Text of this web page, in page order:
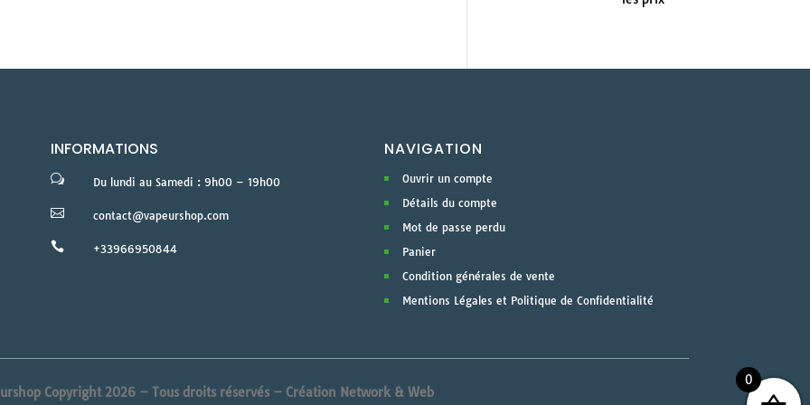
INFORMATIONS
w Du lundi au Samedi : 9h00 – 19h00
 contact@vapeurshop.com
 +33966950844
NAVIGATION
Ouvrir un compte
Détails du compte
Mot de passe perdu
Panier
Condition générales de vente
Mentions Légales et Politique de Confidentialité
Copyright 2026 – Tous droits réservés – Création Network & Web
0